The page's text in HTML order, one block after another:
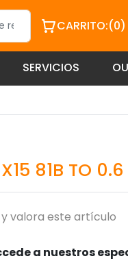
CARRITO:(0)
SERVICIOS
81B TO
valora este artículo
a nuestros